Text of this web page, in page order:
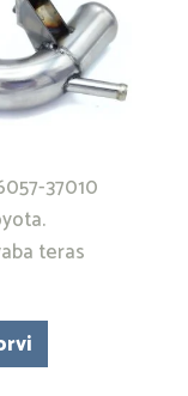
37010
teras